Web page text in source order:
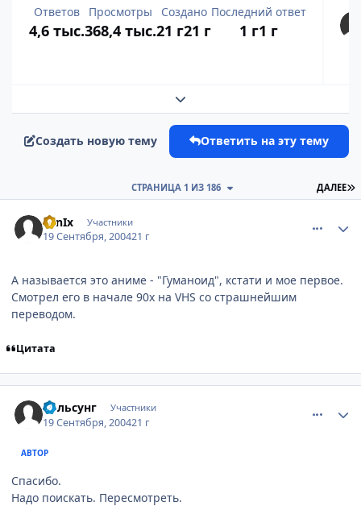
Ответов
4,6 тыс.
Просмотры
368,4 тыс.
Создано
21 г21 г
Последний ответ
1 г1 г
Развернуть обзор темы
Создать новую тему Ответить на эту тему
ДАЛЕЕ
СТРАНИЦА 1 ИЗ 186
FenIx Участники
19 Сентября, 200421 г
А называется это аниме - "Гуманоид", кстати и мое первое.
Смотрел его в начале 90х на VHS со страшнейшим
переводом.
Цитата
Вольсунг Участники
19 Сентября, 200421 г
АВТОР
Спасибо.
Надо поискать. Пересмотреть.